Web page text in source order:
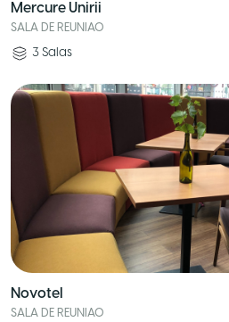
Mercure Unirii
SALA DE REUNIAO
3 Salas
Novotel
SALA DE REUNIAO